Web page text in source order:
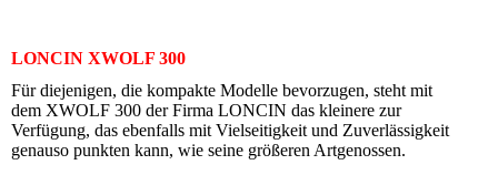
LONCIN XWOLF 300
Für diejenigen, die kompakte Modelle bevorzugen, steht mit
dem XWOLF 300 der Firma LONCIN das kleinere zur
Verfügung, das ebenfalls mit Vielseitigkeit und Zuverlässigkeit
genauso punkten kann, wie seine größeren Artgenossen.